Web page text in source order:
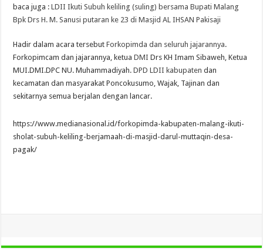
baca juga :LDII Ikuti Subuh keliling (suling) bersama Bupati Malang
Bpk Drs H. M. Sanusi putaran ke 23 di Masjid AL IHSAN Pakisaji
Hadir dalam acara tersebutForkopimda dan seluruh jajarannya.
Forkopimcam dan jajarannya, ketuaDMIDrs KH Imam Sibaweh, Ketua
MUI.DMI.DPC NU. Muhammadiyah.DPD LDII kabupaten dan
kecamatan dan masyarakat Poncokusumo, Wajak, Tajinan dan
sekitarnya semua berjalan dengan lancar.
https://www.medianasional.id/forkopimda-kabupaten-malang-ikuti-
sholat-subuh-keliling-berjamaah-di-masjid-darul-muttaqin-desa-
pagak/